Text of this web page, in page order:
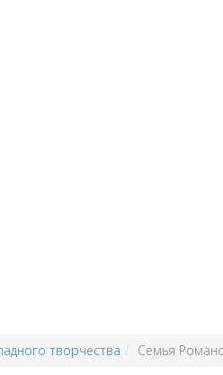
творчества Семья